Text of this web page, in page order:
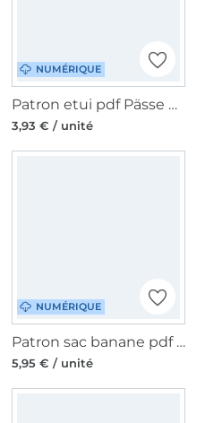
NUMÉRIQUE
Patron etui pdf Pässe Karli Unikati, en allemand
3,93 € / unité
NUMÉRIQUE
Patron sac banane pdf Moon Bag Luna CreaResa, en allemand
5,95 € / unité